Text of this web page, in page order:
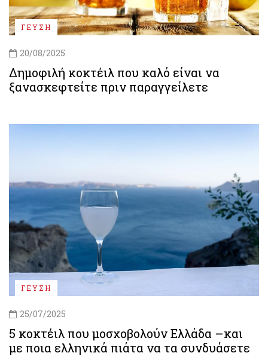
ΓΕΥΣΗ
20/08/2025
Δημοφιλή κοκτέιλ που καλό είναι να
ξανασκεφτείτε πριν παραγγείλετε
ΓΕΥΣΗ
25/07/2025
5 κοκτέιλ που μοσχοβολούν Ελλάδα –και
με ποια ελληνικά πιάτα να τα συνδυάσετε